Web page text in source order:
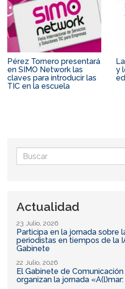
Pérez Tornero presentará
en SIMO Network las
claves para introducir las
TIC en la escuela
y
Formulario
de
Actualidad
23 Julio, 2026
Participa en la jornada sobre
periodistas en tiempos de la
Gabinete
22 Julio, 2026
El Gabinete de
organizan la jornada